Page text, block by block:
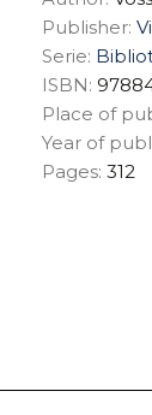
Publisher:
Serie:
ISBN:
Place of
Year of
Pages: 312